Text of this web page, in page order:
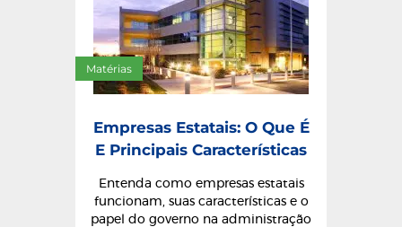
Matérias
Empresas Estatais: O Que É
E Principais Características
Entenda como empresas estatais
funcionam, suas características e o
papel do governo na administração